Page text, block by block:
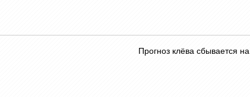
Прогноз клёва сбывается на